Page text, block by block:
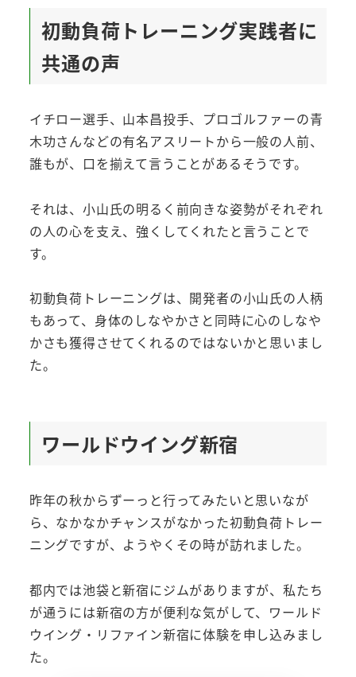
初動負荷トレーニング実践者に
共通の声
イチロー選手、山本昌投手、プロゴルファーの青
木功さんなどの有名アスリートから一般の人前、
誰もが、口を揃えて言うことがあるそうです。
それは、小山氏の明るく前向きな姿勢がそれぞれ
の人の心を支え、強くしてくれたと言うことで
す。
初動負荷トレーニングは、開発者の小山氏の人柄
もあって、身体のしなやかさと同時に心のしなや
かさも獲得させてくれるのではないかと思いまし
た。
ワールドウイング新宿
昨年の秋からずーっと行ってみたいと思いなが
ら、なかなかチャンスがなかった初動負荷トレー
ニングですが、ようやくその時が訪れました。
都内では池袋と新宿にジムがありますが、私たち
が通うには新宿の方が便利な気がして、ワールド
ウイング・リファイン新宿に体験を申し込みまし
た。